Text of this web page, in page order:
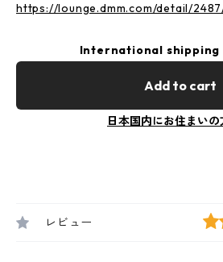
https://lounge.dmm.com/detail/
International shipping
Add to cart
日本国内にお住まいの
レビュー